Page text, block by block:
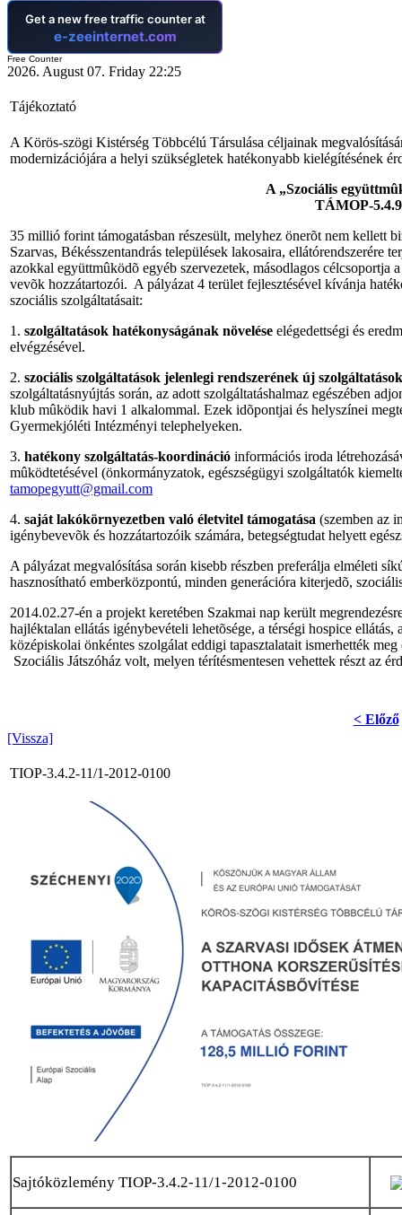
Free Counter
2026. August 07. Friday 22:25
Tájékoztató
A Körös-szögi Kistérség Többcélú Társulása céljainak
modernizációjára a helyi szükségletek hatékonyabb kielégítésének
A „Szociális
TÁMOP-
35 millió forint támogatásban részesült, melyhez önerõt nem kellett
Szarvas, Békésszentandrás települések lakosaira, ellátórendszerére
azokkal együttmûködõ egyéb szervezetek, másodlagos célcsoportja
vevõk hozzátartozói. A pályázat 4 terület fejlesztésével kívánja
szociális szolgáltatásait:
1. szolgáltatások hatékonyságának növelése elégedettségi és
elvégzésével.
2. szociális szolgáltatások jelenlegi rendszerének új
szolgáltatásnyújtás során, az adott szolgáltatáshalmaz egészében
klub mûködik havi 1 alkalommal. Ezek idõpontjai és helyszínei
Gyermekjóléti Intézményi telephelyeken.
3. hatékony szolgáltatás-koordináció információs iroda
mûködtetésével (önkormányzatok, egészségügyi szolgáltatók
tamopegyutt@gmail.com
4. saját lakókörnyezetben való életvitel támogatása (szemben az
igénybevevõk és hozzátartozóik számára, betegségtudat helyett
A pályázat megvalósítása során kisebb részben preferálja elméleti
hasznosítható emberközpontú, minden generációra kiterjedõ,
2014.02.27-én a projekt keretében Szakmai nap került
hajléktalan ellátás igénybevételi lehetõsége, a térségi hospice
középiskolai önkéntes szolgálat eddigi tapasztalatait ismerhették
Szociális Játszóház volt, melyen térítésmentesen vehettek részt az
< Előző
[Vissza]
TIOP-3.4.2-11/1-2012-0100
Sajtóközlemény TIOP-3.4.2-11/1-2012-0100